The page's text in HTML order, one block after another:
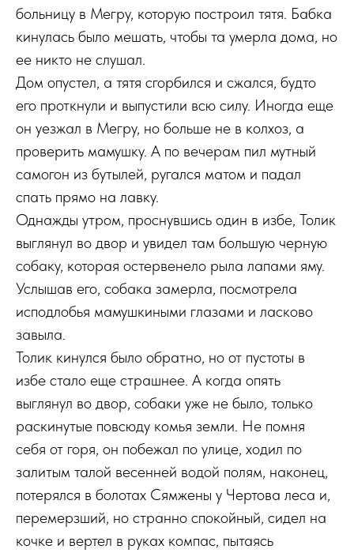
больницу в Мегру, которую построил тятя. Бабка
кинулась было мешать, чтобы та умерла дома, но
ее никто не слушал.
Дом опустел, а тятя сгорбился и сжался, будто
его проткнули и выпустили всю силу. Иногда еще
он уезжал в Мегру, но больше не в колхоз, а
проверить мамушку. А по вечерам пил мутный
самогон из бутылей, ругался матом и падал
спать прямо на лавку.
Однажды утром, проснувшись один в избе, Толик
выглянул во двор и увидел там большую черную
собаку, которая остервенело рыла лапами яму.
Услышав его, собака замерла, посмотрела
исподлобья мамушкиными глазами и ласково
завыла.
Толик кинулся было обратно, но от пустоты в
избе стало еще страшнее. А когда опять
выглянул во двор, собаки уже не было, только
раскинутые повсюду комья земли. Не помня
себя от горя, он побежал по улице, ходил по
залитым талой весенней водой полям, наконец,
потерялся в болотах Сямжены у Чертова леса и,
перемерзший, но странно спокойный, сидел на
кочке и вертел в руках компас, пытаясь